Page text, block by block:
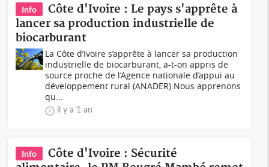
Info
Côte d'Ivoire : Le pays s'apprête à
lancer sa production industrielle de
biocarburant
La Côte d’Ivoire s’apprête à lancer sa production
industrielle de biocarburant, a-t-on appris de
source proche de l’Agence nationale d’appui au
développement rural (ANADER).Nous apprenons
qu...
il y a 1 an
Info
Côte d'Ivoire : Sécurité